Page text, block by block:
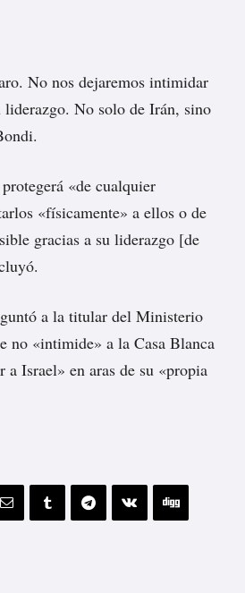
No nos dejaremos intimidar
liderazgo. No solo de Irán, sino
«de cualquier
«físicamente» a ellos o de
gracias a su liderazgo [de
a la titular del Ministerio
no «intimide» a la Casa Blanca
a Israel» en aras de su «propia